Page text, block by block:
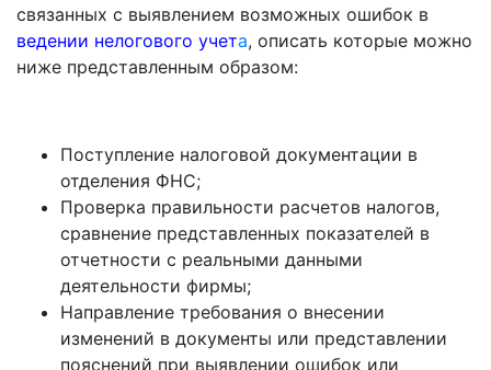
связанных с выявлением возможных ошибок в
ведении нелогового учета, описать которые можно
ниже представленным образом:
Поступление налоговой документации в
отделения ФНС;
Проверка правильности расчетов налогов,
сравнение представленных показателей в
отчетности с реальными данными
деятельности фирмы;
Направление требования о внесении
изменений в документы или представлении
пояснений при выявлении ошибок или